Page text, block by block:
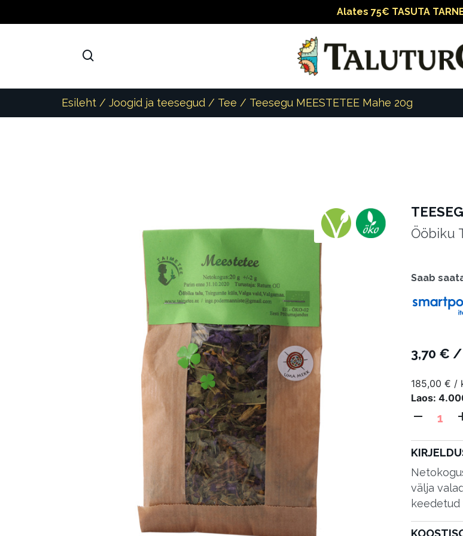
Alates 75€ TASUTA
Esileht / Joogid ja teesegud / Tee / Teesegu MEESTETEE Mahe 20g
Vegan Ökotoode
Ööbiku
Saab
3,70 € /
185,00 € /
Laos:
Teesegu
Mahe
20g
kogus
välja
keedetud